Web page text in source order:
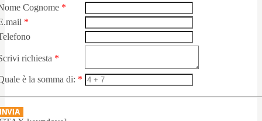
Cognome *
*
richiesta *
è la somma di: *
INVIA